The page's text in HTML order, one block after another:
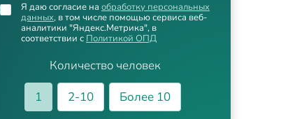
Количество человек
1
2-10
Более 10
Я даю согласие на обработку персональных
данных, в том числе помощью сервиса веб-
аналитики "Яндекс.Метрика", в
соответствии с Политикой ОПД